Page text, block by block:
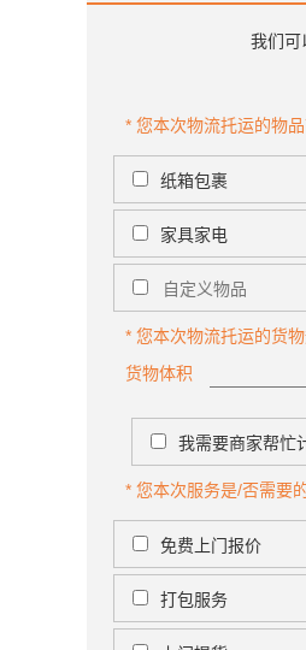
我们可
* 您本次物流托运的物品
纸箱包裹
家具家电
* 您本次物流托运的货物
货物体积
我需要商家帮忙
* 您本次服务是/否需要
免费上门报价
打包服务